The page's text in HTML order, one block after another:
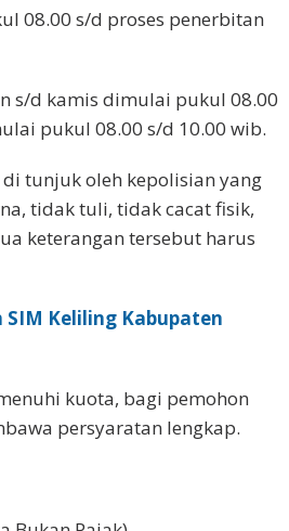
08.00 s/d proses penerbitan
s/d kamis dimulai pukul 08.00
pukul 08.00 s/d 10.00 wib.
tunjuk oleh kepolisian yang
tidak tuli, tidak cacat fisik,
keterangan tersebut harus
Keliling Kabupaten
kuota, bagi pemohon
persyaratan lengkap.